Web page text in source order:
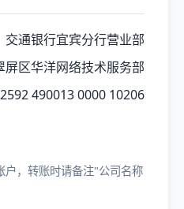
交通银行宜宾分行营业部
屏区华洋网络技术服务部
490013 0000 10206
户，转账时请备注"公司名称